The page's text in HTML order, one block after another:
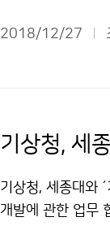
가능성이 있으니
2018/12/27
기상청, 세
기상청, 세종대와
개발에 관한 업무